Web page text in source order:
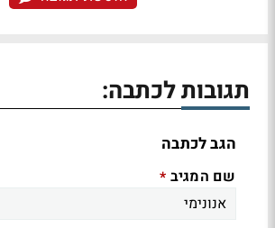
תגובות לכתבה:
הגב לכתבה
שם המגיב *